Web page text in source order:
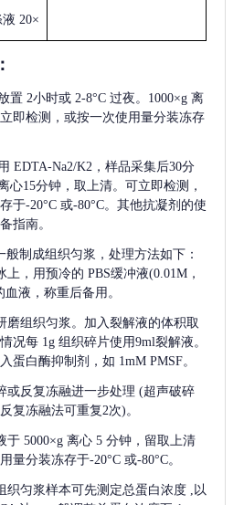
20×
：
置 2小时或 2-8°C 过夜。1000×g 离
即检测，或按一次使用量分装冻存
EDTA-Na2/K2，样品采集后30分
心15分钟，取上清。可立即检测，
于-20°C 或-80°C。其他抗凝剂的使
指南。
制成组织匀浆，处理方法如下：
上，用预冷的 PBS缓冲液(0.01M，
液，称重后备用。
磨组织匀浆。加入裂解液的体积取
况每 1g 组织碎片使用9ml裂解液。
蛋白酶抑制剂，如 1mM PMSF。
或反复冻融进一步处理 (超声破碎
复冻融法可重复2次)。
于 5000×g 离心 5 分钟，留取上清
量分装冻存于-20°C 或-80°C。
织匀浆样本可先测定总蛋白浓度
,以